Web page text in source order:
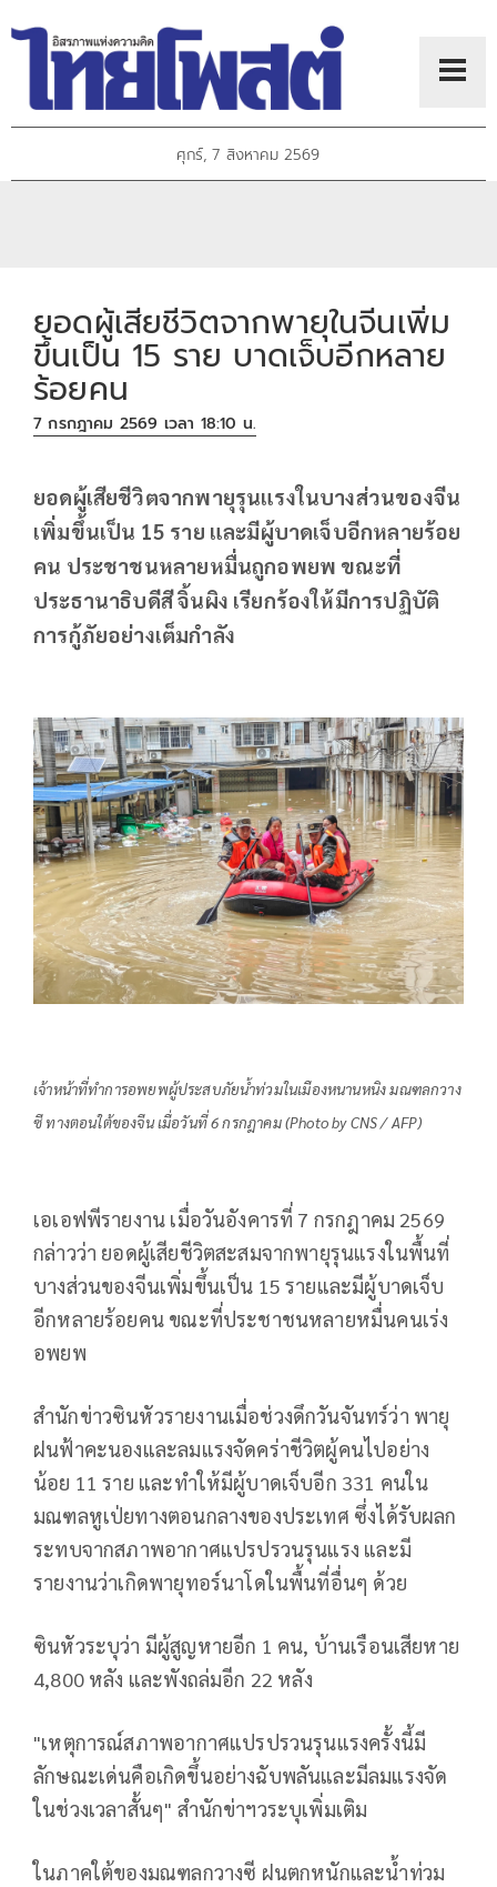
ศุกร์, 7 สิงหาคม 2569
ยอดผู้เสียชีวิตจากพายุในจีนเพิ่ม
ขึ้นเป็น 15 ราย บาดเจ็บอีกหลาย
ร้อยคน
7 กรกฎาคม 2569 เวลา 18:10 น.
ยอดผู้เสียชีวิตจากพายุรุนแรงในบางส่วนของจีน
เพิ่มขึ้นเป็น 15 ราย และมีผู้บาดเจ็บอีกหลายร้อย
คน ประชาชนหลายหมื่นถูกอพยพ ขณะที่
ประธานาธิบดีสี จิ้นผิง เรียกร้องให้มีการปฏิบัติ
การกู้ภัยอย่างเต็มกำลัง
เจ้าหน้าที่ทำการอพยพผู้ประสบภัยน้ำท่วมในเมืองหนานหนิง มณฑลกวาง
ซี ทางตอนใต้ของจีน เมื่อวันที่ 6 กรกฎาคม (Photo by CNS / AFP)
เอเอฟพีรายงาน เมื่อวันอังคารที่ 7 กรกฎาคม 2569
กล่าวว่า ยอดผู้เสียชีวิตสะสมจากพายุรุนแรงในพื้นที่
บางส่วนของจีนเพิ่มขึ้นเป็น 15 รายและมีผู้บาดเจ็บ
อีกหลายร้อยคน ขณะที่ประชาชนหลายหมื่นคนเร่ง
อพยพ
สำนักข่าวซินหัวรายงานเมื่อช่วงดึกวันจันทร์ว่า พายุ
ฝนฟ้าคะนองและลมแรงจัดคร่าชีวิตผู้คนไปอย่าง
น้อย 11 ราย และทำให้มีผู้บาดเจ็บอีก 331 คนใน
มณฑลหูเป่ยทางตอนกลางของประเทศ ซึ่งได้รับผลก
ระทบจากสภาพอากาศแปรปรวนรุนแรง และมี
รายงานว่าเกิดพายุทอร์นาโดในพื้นที่อื่นๆ ด้วย
ซินหัวระบุว่า มีผู้สูญหายอีก 1 คน, บ้านเรือนเสียหาย
4,800 หลัง และพังถล่มอีก 22 หลัง
"เหตุการณ์สภาพอากาศแปรปรวนรุนแรงครั้งนี้มี
ลักษณะเด่นคือเกิดขึ้นอย่างฉับพลันและมีลมแรงจัด
ในช่วงเวลาสั้นๆ" สำนักข่าฯวระบุเพิ่มเติม
ในภาคใต้ของมณฑลกวางซี ฝนตกหนักและน้ำท่วม